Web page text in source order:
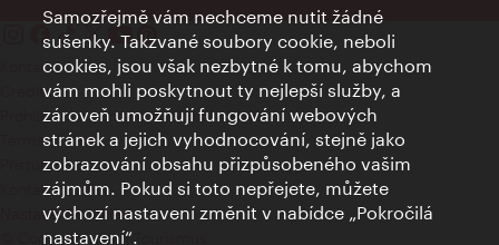
Kontakty
Credits
Prohlášení o ochraně osobních údajů
Terms of Use
Přístupnost
Kontakt pro tisk
Nastavení cookies
© Copyright Wien Tourismus
Samozřejmě vám nechceme nutit žádné
sušenky. Takzvané soubory cookie, neboli
cookies, jsou však nezbytné k tomu, abychom
vám mohli poskytnout ty nejlepší služby, a
zároveň umožňují fungování webových
stránek a jejich vyhodnocování, stejně jako
zobrazování obsahu přizpůsobeného vašim
zájmům. Pokud si toto nepřejete, můžete
výchozí nastavení změnit v nabídce „Pokročilá
nastavení“.